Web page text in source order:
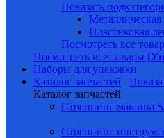
Показать
Металлическая
Пластиковая
Посмотреть все
Посмотреть все товары
Наборы для упаковки
Каталог запчастей
Каталог запчастей
Стреппинг машина
Стреппинг